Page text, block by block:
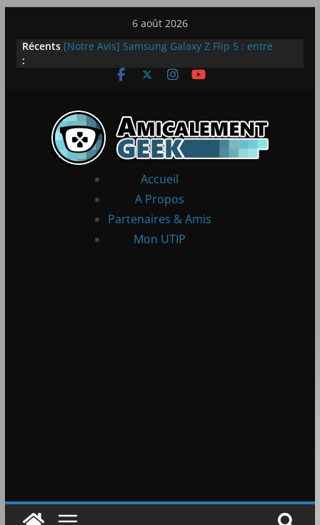
contenu
6 août 2026
Récents
:
[Notre Avis] Samsung Galaxy Z Flip 5 : entre
[PS5] New World Aeternum [Notre Avis]
LEGO dévoile la LEGO Technic McLaren P1
Accueil
A Propos
Partenaires & Amis
Mon UTIP